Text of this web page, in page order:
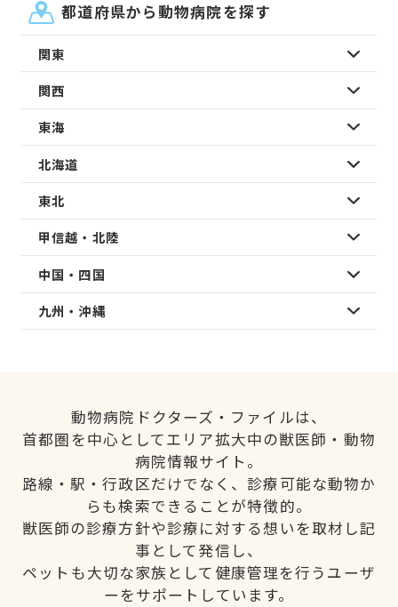
都道府県から動物病院を探す
関東
関西
東海
北海道
東北
甲信越・北陸
中国・四国
九州・沖縄
動物病院ドクターズ・ファイルは、
首都圏を中心としてエリア拡大中の獣医師・動物
病院情報サイト。
路線・駅・行政区だけでなく、診療可能な動物か
らも検索できることが特徴的。
獣医師の診療方針や診療に対する想いを取材し記
事として発信し、
ペットも大切な家族として健康管理を行うユーザ
ーをサポートしています。